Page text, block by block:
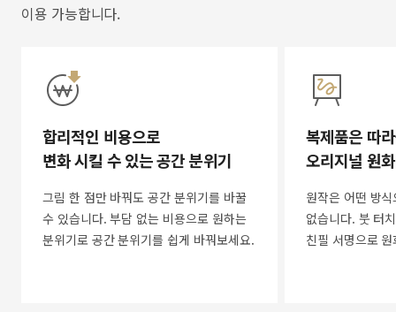
이용 가능합니다.
합리적인 비용으로
변화 시킬 수 있는 공간 분위기
그림 한 점만 바꿔도 공간 분위기를 바꿀
수 있습니다. 부담 없는 비용으로 원하는
분위기로 공간 분위기를 쉽게 바꿔보세요.
복제품은 따
오리지널 원
원작은 어떤 방
없습니다. 붓 터
친필 서명으로